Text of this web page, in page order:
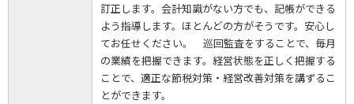
訂正します。会計知識がない方でも、記帳ができる
よう指導します。ほとんどの方がそうです。安心し
てお任せください。 巡回監査をすることで、毎月
の業績を把握できます。経営状態を正しく把握する
ことで、適正な節税対策・経営改善対策を講ずるこ
とができます。